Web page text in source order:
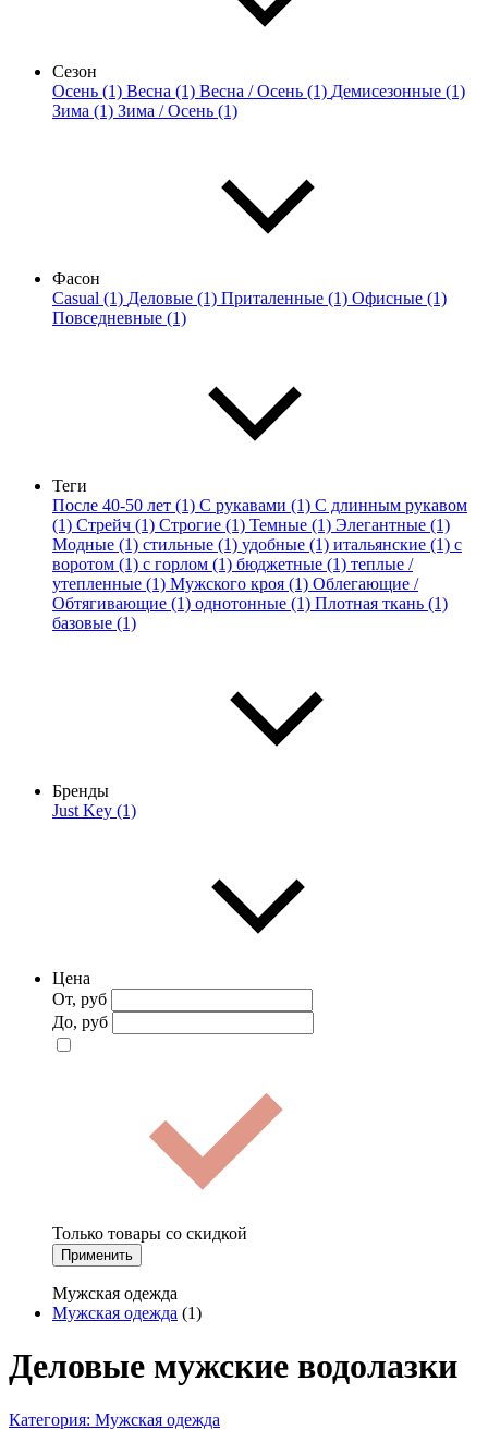
Сезон
Осень (1) Весна (1) Весна / Осень (1) Демисезонные (1)
Зима (1) Зима / Осень (1)
Фасон
Casual (1) Деловые (1) Приталенные (1) Офисные (1)
Повседневные (1)
Теги
После 40-50 лет (1) С рукавами (1) С длинным рукавом
(1) Стрейч (1) Строгие (1) Темные (1) Элегантные (1)
Модные (1) стильные (1) удобные (1) итальянские (1) с
воротом (1) с горлом (1) бюджетные (1) теплые /
утепленные (1) Мужского кроя (1) Облегающие /
Обтягивающие (1) однотонные (1) Плотная ткань (1)
базовые (1)
Бренды
Just Key (1)
Цена
От, руб
До, руб
Только товары со скидкой
Применить
Мужская одежда
Мужская одежда (1)
Деловые мужские водолазки
Категория: Мужская одежда